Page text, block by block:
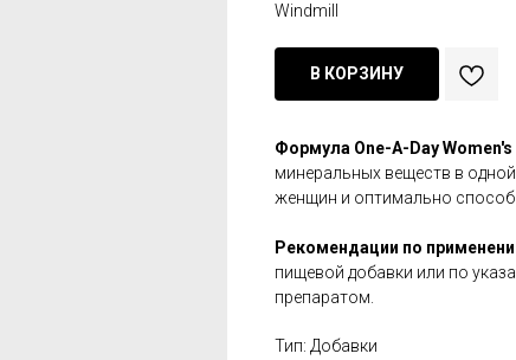
Windmill
В КОРЗИНУ
Формула One-A-Day Women's
минеральных веществ в
женщин и оптимально
Рекомендации по
пищевой добавки или по
препаратом.
Тип: Добавки